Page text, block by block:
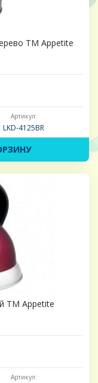
TM Appetite
Артикул:
LKD-4125BR
TM Appetite
Артикул: